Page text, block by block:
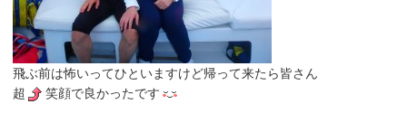
飛ぶ前は怖いってひといますけど帰って来たら皆さん
超
笑顔で良かったです